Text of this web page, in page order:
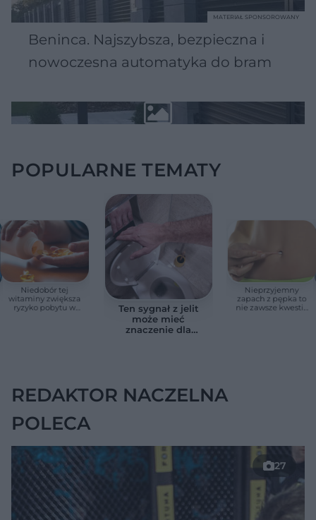
Beninca. Najszybsza, bezpieczna i
nowoczesna automatyka do bram
MATERIAŁ SPONSOROWANY
POPULARNE TEMATY
Niedobór tej
witaminy zwiększa
ryzyko pobytu w
Ten sygnał z jelit
może mieć
znaczenie dla
Nieprzyjemny
zapach z pępka to
nie zawsze kwestia
REDAKTOR NACZELNA
POLECA
27